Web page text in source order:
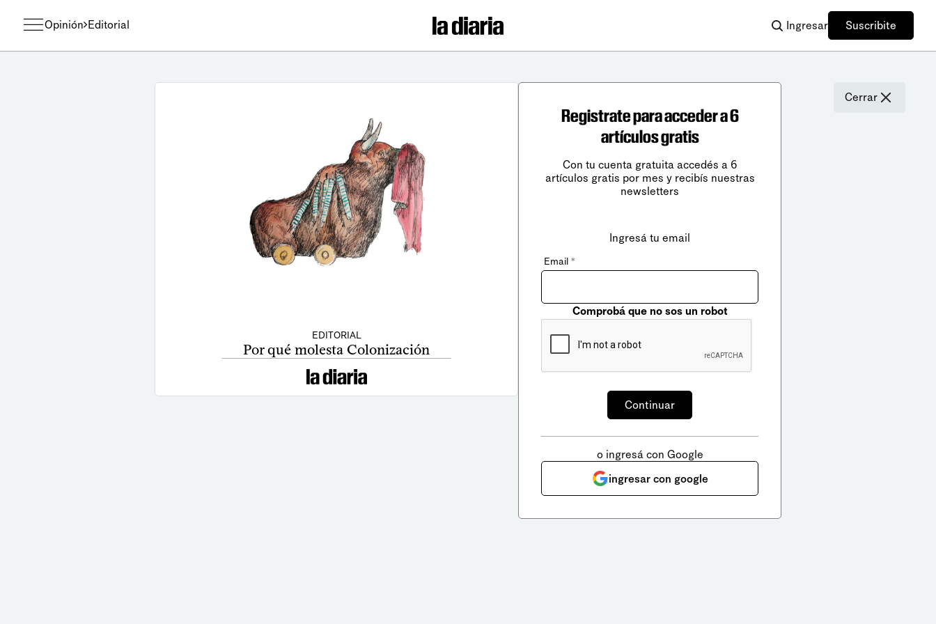
Opinión Editorial Ingresar Suscribite
EDITORIAL
Por qué molesta Colonización
Cerrar
Registrate para acceder a 6
artículos gratis
Con tu cuenta gratuita accedés a 6
artículos gratis por mes y recibís nuestras
newsletters
Ingresá tu email
Email *
Comprobá que no sos un robot
o ingresá con Google
ingresar con google